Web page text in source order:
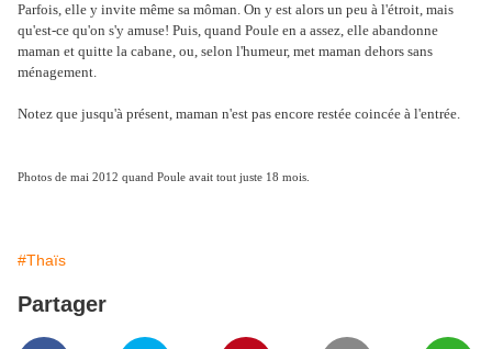
Parfois, elle y invite même sa môman. On y est alors un peu à l'étroit, mais
qu'est-ce qu'on s'y amuse! Puis, quand Poule en a assez, elle abandonne
maman et quitte la cabane, ou, selon l'humeur, met maman dehors sans
ménagement.
Notez que jusqu'à présent, maman n'est pas encore restée coincée à l'entrée.
Photos de mai 2012 quand Poule avait tout juste 18 mois.
#Thaïs
Partager